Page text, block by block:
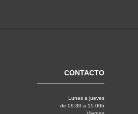
CONTACTO
Lunes a jueves
de 09:30 a 15.00h